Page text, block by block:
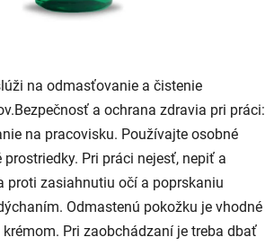
na odmasťovanie a čistenie
a ochrana zdravia pri práci:
na pracovisku. Používajte osobné
Pri práci nejesť, nepiť a
proti zasiahnutiu očí a poprskaniu
Odmastenú pokožku je vhodné
Pri zaobchádzaní je treba dbať